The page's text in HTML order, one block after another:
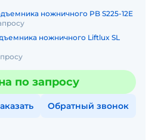
ножничного PB S225-12E
ножничного Liftlux SL
по запросу
Обратный звонок